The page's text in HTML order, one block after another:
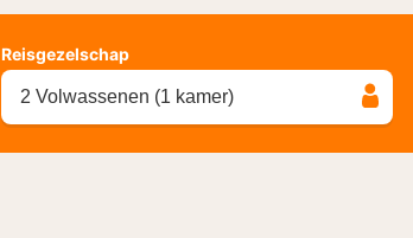
Reisgezelschap
2 Volwassenen (1 kamer)